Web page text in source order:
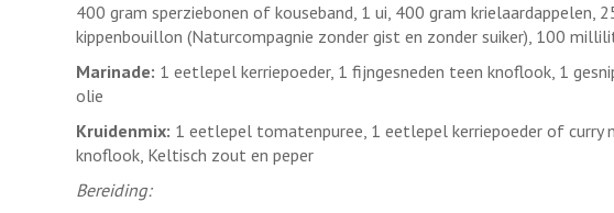
400 gram sperziebonen of kouseband, 1 ui, 400 gram krielaardappelen,
kippenbouillon (Naturcompagnie zonder gist en zonder suiker), 100
Marinade: 1 eetlepel kerriepoeder, 1 fijngesneden teen knoflook, 1
olie
Kruidenmix: 1 eetlepel tomatenpuree, 1 eetlepel kerriepoeder of curry
knoflook, Keltisch zout en peper
Bereiding: